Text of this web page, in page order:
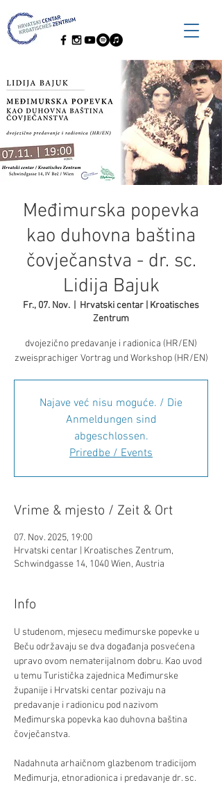
Međimurska popevka
kao duhovna baština
čovječanstva - dr. sc.
Lidija Bajuk
Fr., 07. Nov.
  |
Hrvatski centar | Kroatisches
Zentrum
dvojezično predavanje i radionica (HR/EN)
zweisprachiger Vortrag und Workshop (HR/EN)
Najave već nisu moguće. / Die
Anmeldungen sind
abgeschlossen.
Priredbe / Events
Vrime & mjesto / Zeit & Ort
07. Nov. 2025, 19:00
Hrvatski centar | Kroatisches Zentrum,
Schwindgasse 14, 1040 Wien, Austria
Info
U studenom, mjesecu međimurske popevke u
Beču održavaju se dva događanja posvećena
upravo ovom nematerijalnom dobru. Kao uvod
u temu Turistička zajednica Međimurske
županije i Hrvatski centar pozivaju na
predavanje i radionicu pod nazivom
Međimurska popevka kao duhovna baština
čovječanstva.
Nadahnuta arhaičnom glazbenom tradicijom
Međimurja, etnoradionica i predavanje dr. sc.